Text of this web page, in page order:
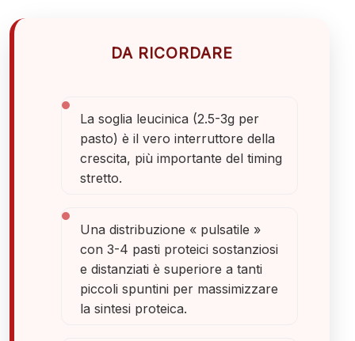
DA RICORDARE
La soglia leucinica (2.5-3g per
pasto) è il vero interruttore della
crescita, più importante del timing
stretto.
Una distribuzione « pulsatile »
con 3-4 pasti proteici sostanziosi
e distanziati è superiore a tanti
piccoli spuntini per massimizzare
la sintesi proteica.